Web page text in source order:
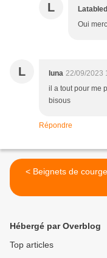
L
Oui
L luna 22/09/2023
il a tout pour me
bisous
Répondre
< Beignets de
Hébergé par Overblog
Top articles